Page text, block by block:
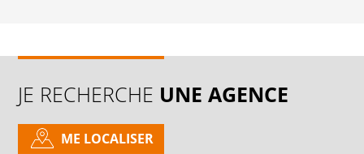
JE RECHERCHE UNE AGENCE
ME LOCALISER